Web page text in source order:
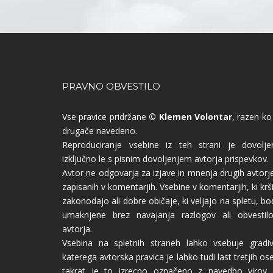
PRAVNO OBVESTILO
Vse pravice pridržane © Klemen Volontar, razen
drugače navedeno.
Reproduciranje vsebine iz teh strani je
izključno le s pisnim dovoljenjem avtorja prispevkov.
Avtor ne odgovarja za izjave in mnenja drugih
zapisanih v komentarjih. Vsebine v komentarjih, ki
zakonodajo ali dobre običaje, ki veljajo na spletu,
umaknjene brez navajanja razlogov ali
avtorja.
Vsebina na spletnih straneh lahko vsebuje
katerega avtorska pravica je lahko tudi last tretjih